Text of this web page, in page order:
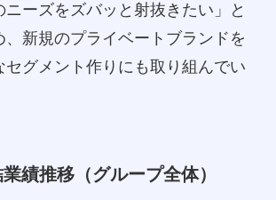
ニーズをズバッと射抜きたい」と
、新規のプライベートブランドを
セグメント作りにも取り組んでい
績推移（グループ全体）